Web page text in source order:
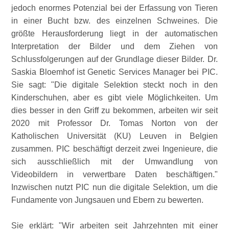
jedoch enormes Potenzial bei der Erfassung von Tieren
in einer Bucht bzw. des einzelnen Schweines. Die
größte Herausforderung liegt in der automatischen
Interpretation der Bilder und dem Ziehen von
Schlussfolgerungen auf der Grundlage dieser Bilder. Dr.
Saskia Bloemhof ist Genetic Services Manager bei PIC.
Sie sagt: Die digitale Selektion steckt noch in den
Kinderschuhen, aber es gibt viele Möglichkeiten. Um
dies besser in den Griff zu bekommen, arbeiten wir seit
2020 mit Professor Dr. Tomas Norton von der
Katholischen Universität (KU) Leuven in Belgien
zusammen. PIC beschäftigt derzeit zwei Ingenieure, die
sich ausschließlich mit der Umwandlung von
Videobildern in verwertbare Daten beschäftigen.
Inzwischen nutzt PIC nun die digitale Selektion, um die
Fundamente von Jungsauen und Ebern zu bewerten.
Sie erklärt: Wir arbeiten seit Jahrzehnten mit einer